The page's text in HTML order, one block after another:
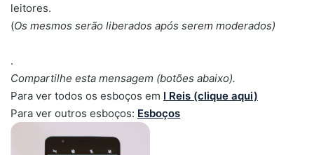
leitores.
(Os mesmos serão liberados após serem moderados)
.
Compartilhe esta mensagem (botões abaixo).
Para ver todos os esboços em I Reis (clique aqui)
Para ver outros esboços: Esboços